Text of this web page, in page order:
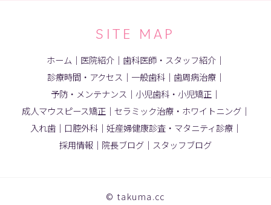
SITE MAP
ホーム ｜ 医院紹介 ｜ 歯科医師・スタッフ紹介 ｜
診療時間・アクセス ｜ 一般歯科｜ 歯周病治療｜
予防・メンテナンス ｜ 小児歯科・小児矯正 ｜
成人マウスピース矯正｜ セラミック治療・ホワイトニング｜
入れ歯｜ 口腔外科｜ 妊産婦健康診査・マタニティ診療｜
採用情報 ｜ 院長ブログ ｜ スタッフブログ
© takuma.cc